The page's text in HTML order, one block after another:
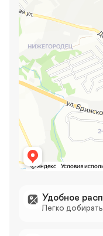
Удобное
Легко